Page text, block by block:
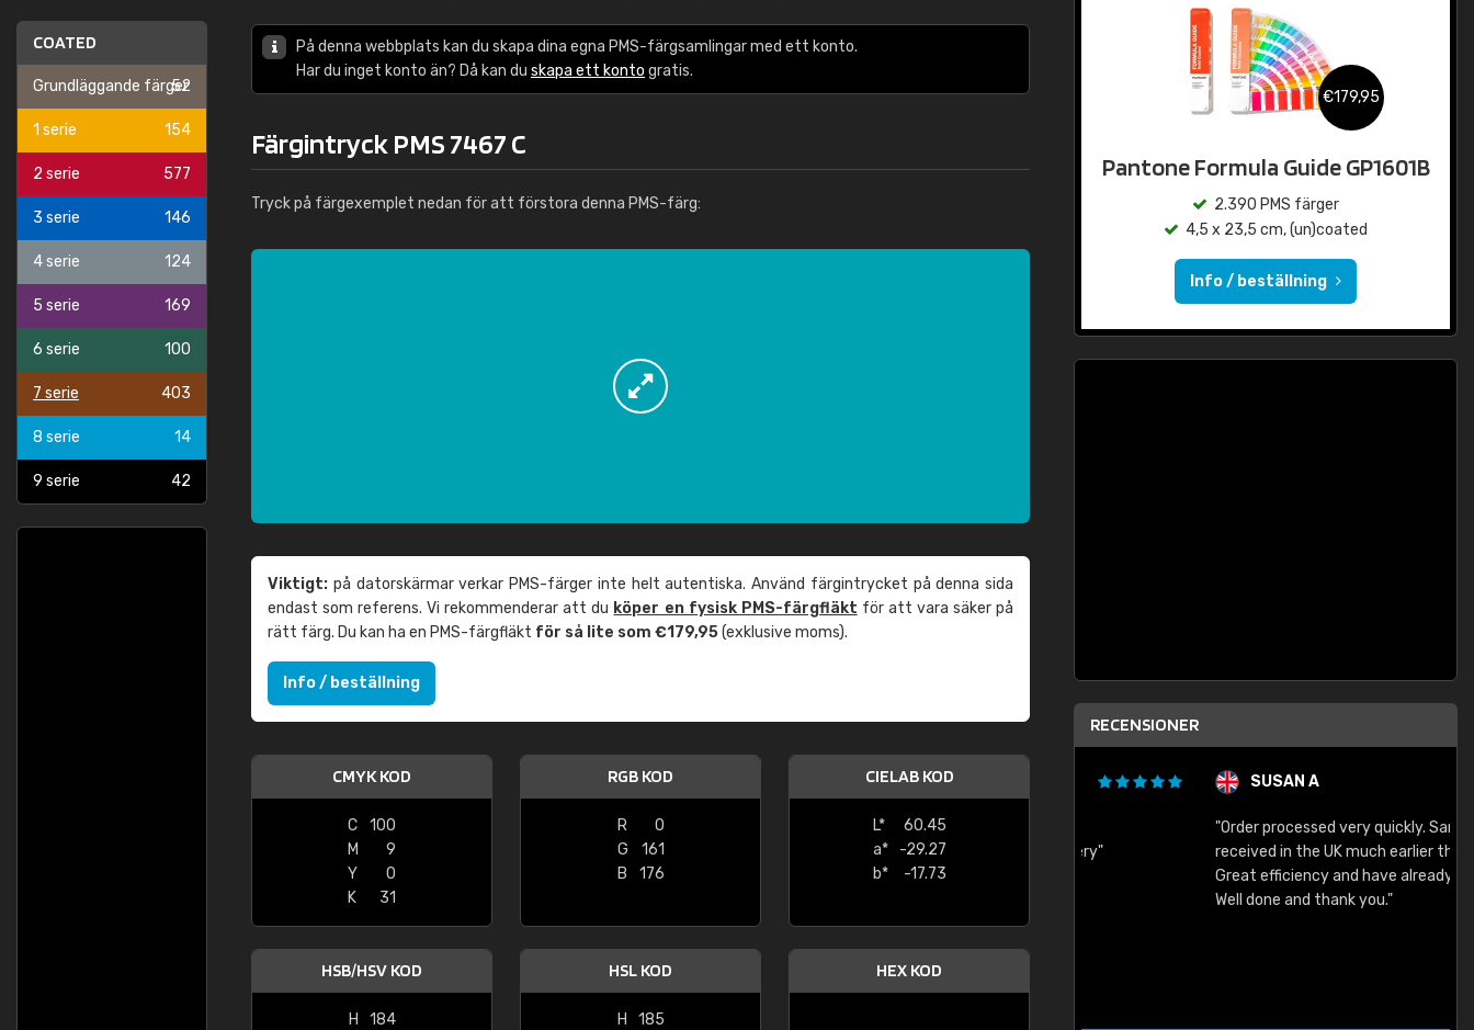
COATED
Grundläggande färger
52
1 serie 154
2 serie 577
3 serie 146
4 serie 124
5 serie 169
6 serie 100
7 serie 403
8 serie 14
9 serie 42
På denna webbplats kan du skapa dina egna PMS-färgsamlingar med ett konto.
Har du inget konto än? Då kan du skapa ett konto gratis.
Färgintryck PMS 7467 C
Tryck på färgexemplet nedan för att förstora denna PMS-färg:
Viktigt: på datorskärmar verkar PMS-färger inte helt autentiska. Använd färgintrycket på denna sida
endast som referens. Vi rekommenderar att du köper en fysisk PMS-färgfläkt för att vara säker på
rätt färg. Du kan ha en PMS-färgfläkt för så lite som €179,95(exklusive moms).
Info / beställning
CMYK KOD
C
100
M
9
Y
0
K
31
RGB KOD
R
0
G
161
B
176
CIELAB KOD
L*
60.45
a*
-29.27
b*
-17.73
HSB/HSV KOD
H
184
HSL KOD
H
185
HEX KOD
€179,95
Pantone Formula Guide GP1601B
2.390 PMS färger
4,5 x 23,5 cm, (un)coated
Info / beställning
RECENSIONER
Leinster Home and
"Great product and speedy delivery"
SUSAN A
"Order processed very quickly. Samples
received in the UK much earlier than expected.
Great efficiency and have already used again.
Well done and thank you."